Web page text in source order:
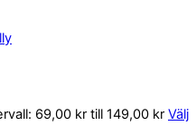
69,00 kr till 149,00 kr Välj